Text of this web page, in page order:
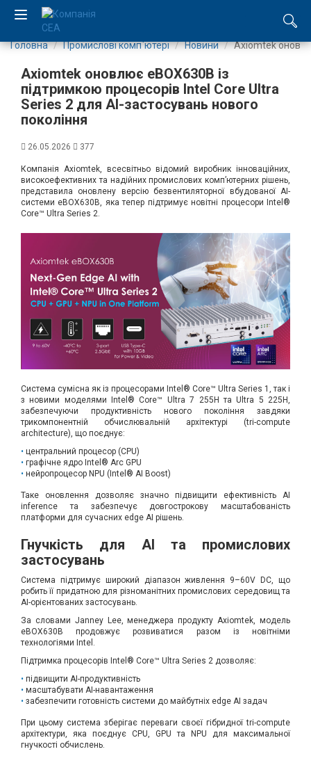
RU
Компанія
Виробництво
Новини
Вакансії
Вхід/
авторизація
Виробники
Контакти
Доставка
Тех.
Підтримка
Блог
Головна Промислові комп`ютері Новини Axiomtek
Axiomtek оновлює eBOX630B із
підтримкою процесорів Intel Core Ultra
Series 2 для AI-застосувань нового
покоління
26.05.2026 377
Компанія Axiomtek, всесвітньо відомий виробник інноваційних,
високоефективних та надійних промислових комп’ютерних рішень,
представила оновлену версію безвентиляторної вбудованої AI-
системи eBOX630B, яка тепер підтримує новітні процесори Intel®
Core™ Ultra Series 2.
Система сумісна як із процесорами Intel® Core™ Ultra Series 1, так і
з новими моделями Intel® Core™ Ultra 7 255H та Ultra 5 225H,
забезпечуючи продуктивність нового покоління завдяки
трикомпонентній обчислювальній архітектурі (tri-compute
architecture), що поєднує:
центральний процесор (CPU)
графічне ядро Intel® Arc GPU
нейропроцесор NPU (Intel® AI Boost)
Таке оновлення дозволяє значно підвищити ефективність AI
inference та забезпечує довгострокову масштабованість
платформи для сучасних edge AI рішень.
Гнучкість для AI та промислових
застосувань
Система підтримує широкий діапазон живлення 9–60V DC, що
робить її придатною для різноманітних промислових середовищ та
AI-орієнтованих застосувань.
За словами Janney Lee, менеджера продукту Axiomtek, модель
eBOX630B продовжує розвиватися разом із новітніми
технологіями Intel.
Підтримка процесорів Intel® Core™ Ultra Series 2 дозволяє:
підвищити AI-продуктивність
масштабувати AI-навантаження
забезпечити готовність системи до майбутніх edge AI задач
При цьому система зберігає переваги своєї гібридної tri-compute
архітектури, яка поєднує CPU, GPU та NPU для максимальної
гнучкості обчислень.